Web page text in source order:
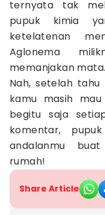
ternyata tak
pupuk kimia
ketelatenan
Aglonema
memanjakan mata.
Nah, setelah
kamu masih
begitu saja
komentar,
andalanmu
rumah!
Share Article